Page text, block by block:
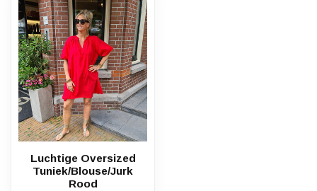
Luchtige Oversized
Tuniek/Blouse/Jurk
Rood